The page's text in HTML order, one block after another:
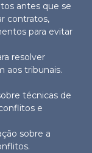
antes que se
contratos,
para evitar
resolver
aos tribunais.
técnicas de
e
sobre a